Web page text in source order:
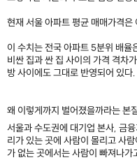
현재 서울 아파트 평균 매매가격은
이 수치는 전국 아파트 5분위 배
비싼 집과 싼 집 사이의 가격 격차
방 사이에도 그대로 반영되어 있다.
왜 이렇게까지 벌어졌을까라는 본
서울과 수도권에 대기업 본사, 금
리가 있는 곳에 사람이 몰리고 사
가 없는 곳에서는 사람이 빠져나가